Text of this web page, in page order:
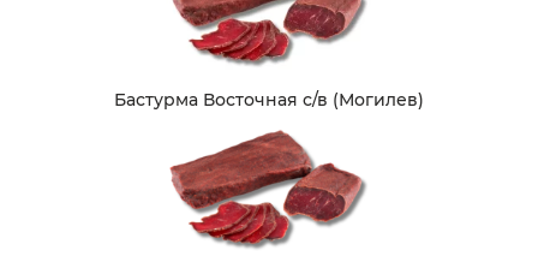
Бастурма Восточная с/в (Могилев)